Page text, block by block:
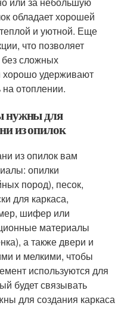
обладает хорошей
и уютной. Еще
что позволяет
сложных
хорошо удерживают
на отоплении.
нужны для
из опилок
из опилок вам
опилки
пород), песок,
для каркаса,
шифер или
материалы
а также двери и
и мелкими, чтобы
используются для
будет связывать
для создания каркаса